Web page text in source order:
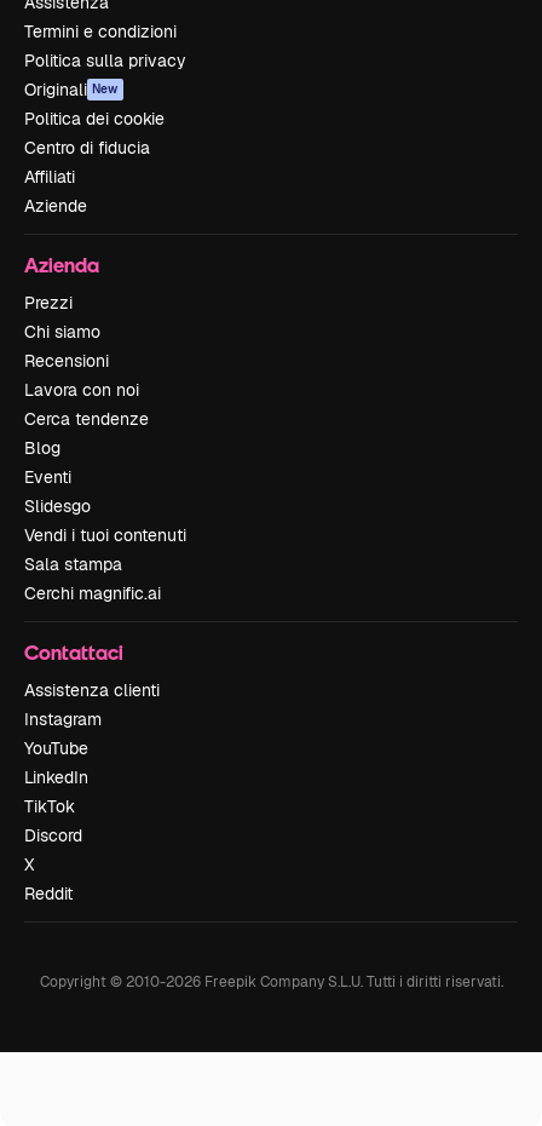
Termini e condizioni
Politica sulla privacy
Originali New
Politica dei cookie
Centro di fiducia
Affiliati
Aziende
Azienda
Prezzi
Chi siamo
Recensioni
Lavora con noi
Cerca tendenze
Blog
Eventi
Slidesgo
Vendi i tuoi contenuti
Sala stampa
Cerchi magnific.ai
Contattaci
Assistenza clienti
Instagram
YouTube
LinkedIn
TikTok
Discord
X
Reddit
Copyright © 2010-2026Freepik Company S.L.U. Tutti i diritti riservati.